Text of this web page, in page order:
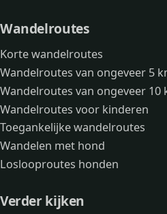
Wandelroutes
Korte wandelroutes
Wandelroutes van ongeveer 5
Wandelroutes van ongeveer 10
Wandelroutes voor kinderen
Toegankelijke wandelroutes
Wandelen met hond
Loslooproutes honden
Verder kijken